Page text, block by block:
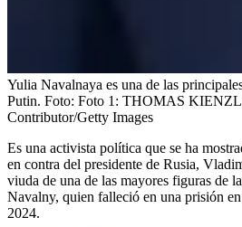
Yulia Navalnaya es una de las
Putin. Foto: Foto 1: THOMAS
Contributor/Getty Images
Es una activista política que se ha
en contra del presidente de Rusia,
viuda de una de las mayores figuras de
Navalny, quien falleció en una prisión
2024.